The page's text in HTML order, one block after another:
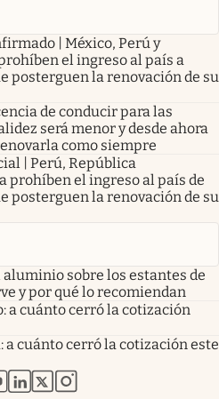
| México, Perú y
el ingreso al país a
posterguen la renovación de su
de conducir para las
será menor y desde ahora
como siempre
| Perú, República
prohíben el ingreso al país de
posterguen la renovación de su
sobre los estantes de
y por qué lo recomiendan
a cuánto cerró la cotización
a cuánto cerró la cotización este
en nueva pestaña
abre en nueva pestaña
abre en nueva pestaña
abre en nueva pestaña
abre en nueva pestaña